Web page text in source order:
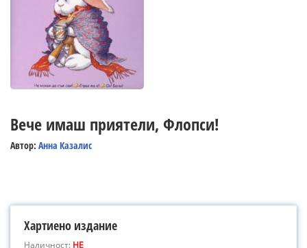
Вече имаш приятели, Флопси!
Автор: Анна Казалис
Хартиено издание
Наличност: НЕ